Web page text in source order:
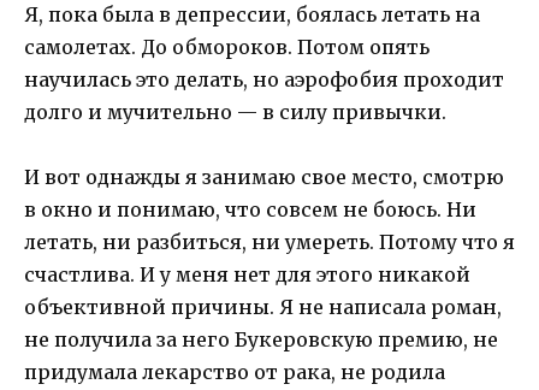
Я, пока была в депрессии, боялась летать на
самолетах. До обмороков. Потом опять
научилась это делать, но аэрофобия проходит
долго и мучительно — в силу привычки.
И вот однажды я занимаю свое место, смотрю
в окно и понимаю, что совсем не боюсь. Ни
летать, ни разбиться, ни умереть. Потому что я
счастлива. И у меня нет для этого никакой
объективной причины. Я не написала роман,
не получила за него Букеровскую премию, не
придумала лекарство от рака, не родила